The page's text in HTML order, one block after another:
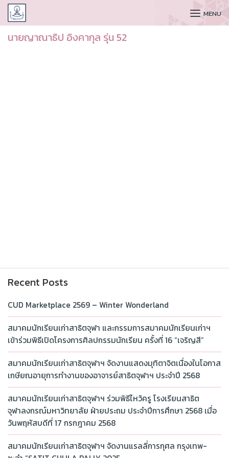
CUDAA MENU
นายญาณาธิป อิงคากุล รุ่น 52
Recent Posts
CUD Marketplace 2569 – Winter Wonderland
สมาคมนักเรียนเก่าสาธิตจุฬา และกรรมการสมาคมนักเรียนเก่าฯ
เข้าร่วมพิธีเปิดโครงการศิลปกรรมนักเรียน ครั้งที่ 16 “เจริญสี”
สมาคมนักเรียนเก่าสาธิตจุฬาฯ จัดงานแสดงมุทิตาจิตเนื่องในโอกาส
เกษียณอายุการทำงานของอาจารย์สาธิตจุฬาฯ ประจำปี 2568
สมาคมนักเรียนเก่าสาธิตจุฬาฯ ร่วมพิธีไหว้ครู โรงเรียนสาธิต
จุฬาลงกรณ์มหาวิทยาลัย ฝ่ายประถม ประจำปีการศึกษา 2568 เมื่อ
วันพฤหัสบดีที่ 17 กรกฎาคม 2568
สมาคมนักเรียนเก่าสาธิตจุฬาฯ จัดงานแรลลี่การกุศล กรุงเทพ-